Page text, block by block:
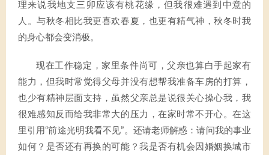
理来说我地支三卯应该有桃花缘，但我很难遇到中意的
人。与秋冬相比我更喜欢春夏，也更有精气神，秋冬时我
的身心都会变消极。
现在工作稳定，家里条件尚可，父亲也算白手起家有
能力，但我时常觉得父母并没有想帮我准备车房的打算，
也少有精神层面支持，虽然父亲总是说很关心操心我，我
很难感知反而给我非常大的压力，在家时常不开心。在这
里引用“前途光明我看不见”。还请老师解惑：请问我的事业
如何？是否还有再换的可能？我是否有机会因婚姻换城市